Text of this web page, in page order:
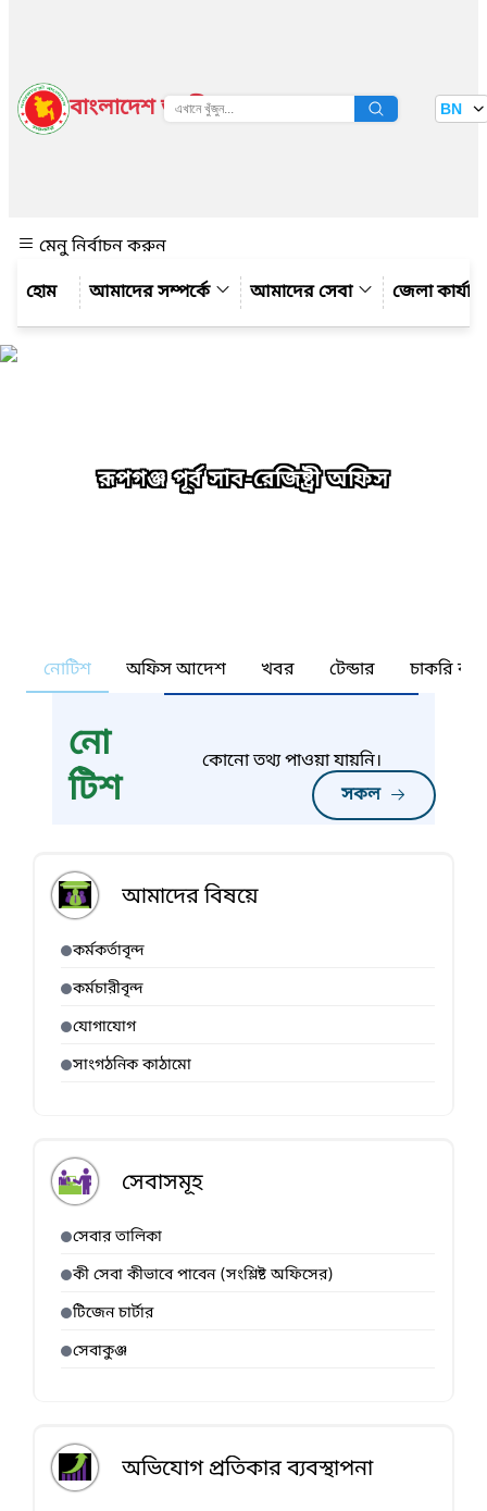
বাংলাদেশ জাতীয় তথ্য বাতায়ন BN
মেনু নির্বাচন করুন
আমাদের সম্পর্কে
আমাদের সেবা জেলা
রূপগঞ্জ পূর্ব সাব-রেজিষ্ট্রী অফিস
নোটিশ অফিস আদেশ খবর টেন্ডার চাকরি
নো
টিশ
সকল
কোনো তথ্য পাওয়া যায়নি।
আমাদের বিষয়ে
কর্মকর্তাবৃন্দ
কর্মচারীবৃন্দ
যোগাযোগ
সাংগঠনিক কাঠামো
সেবাসমূহ
সেবার তালিকা
কী সেবা কীভাবে পাবেন (সংশ্লিষ্ট অফিসের)
টিজেন চার্টার
সেবাকুঞ্জ
অভিযোগ প্রতিকার ব্যবস্থাপনা